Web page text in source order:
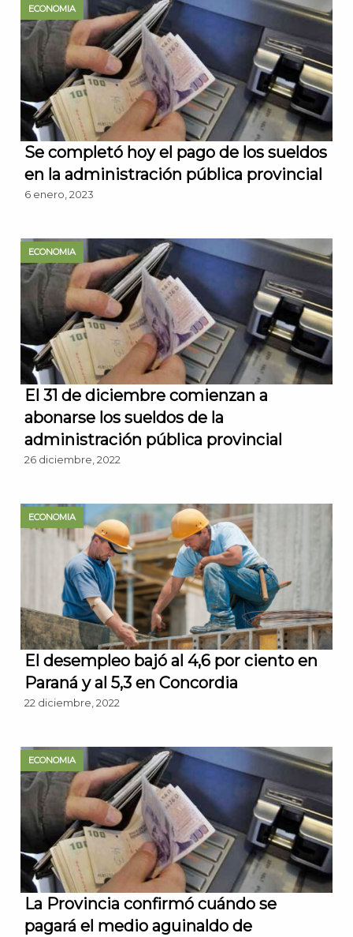
ECONOMIA
Se completó hoy el pago de los sueldos
en la administración pública provincial
6 enero, 2023
ECONOMIA
El 31 de diciembre comienzan a
abonarse los sueldos de la
administración pública provincial
26 diciembre, 2022
ECONOMIA
El desempleo bajó al 4,6 por ciento en
Paraná y al 5,3 en Concordia
22 diciembre, 2022
ECONOMIA
La Provincia confirmó cuándo se
pagará el medio aguinaldo de